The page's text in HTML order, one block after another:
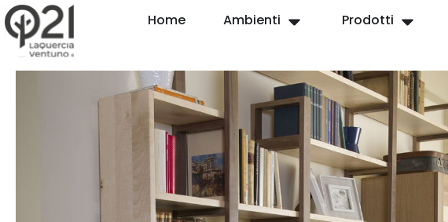
Home Ambienti Prodotti